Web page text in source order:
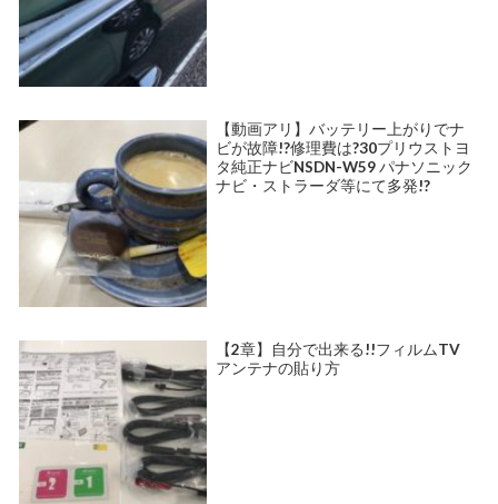
【動画アリ】バッテリー上がりでナ
ビが故障!?修理費は?30プリウストヨ
タ純正ナビNSDN-W59 パナソニック
ナビ・ストラーダ等にて多発!?
【2章】自分で出来る!!フィルムTV
アンテナの貼り方